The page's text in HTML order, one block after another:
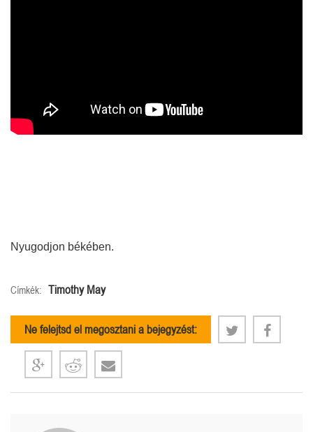
Nyugodjon békében.
Címkék: Timothy May
Ne felejtsd el megosztani a bejegyzést: